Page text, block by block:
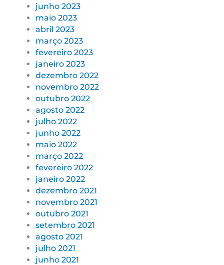
junho 2023
maio 2023
abril 2023
março 2023
fevereiro 2023
janeiro 2023
dezembro 2022
novembro 2022
outubro 2022
agosto 2022
julho 2022
junho 2022
maio 2022
março 2022
fevereiro 2022
janeiro 2022
dezembro 2021
novembro 2021
outubro 2021
setembro 2021
agosto 2021
julho 2021
junho 2021